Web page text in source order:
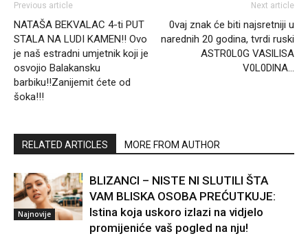
Previous article
NATAŠA BEKVALAC 4-ti PUT
STALA NA LUDI KAMEN!! Ovo
je naš estradni umjetnik koji je
osvojio Balakansku
barbiku!!Zanijemit ćete od
šoka!!!
Next article
0vaj znak će biti najsretniji u
narednih 20 godina, tvrdi ruski
ASTR0L0G VASlLlSA
V0L0DlNA…
RELATED ARTICLES MORE FROM AUTHOR
Najnovije
BLIZANCI – NISTE NI SLUTILI ŠTA
VAM BLISKA OSOBA PREĆUTKUJE:
Istina koja uskoro izlazi na vidjelo
promijeniće vaš pogled na nju!